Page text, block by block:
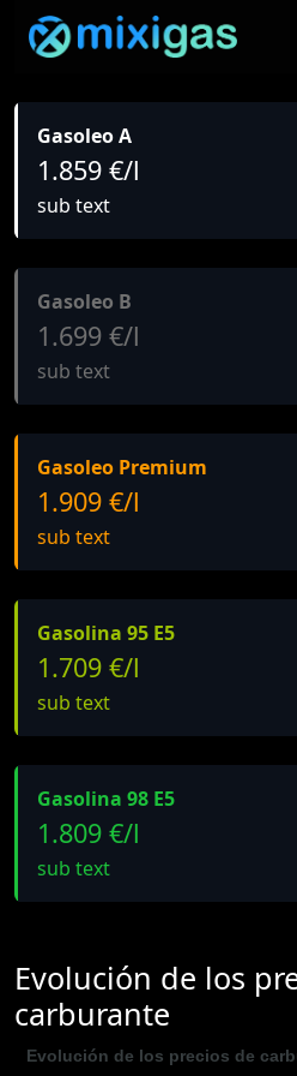
Gasoleo A
1.859 €/l
sub text
Gasoleo B
1.699 €/l
sub text
Gasoleo Premium
1.909 €/l
sub text
Gasolina 95 E5
1.709 €/l
sub text
Gasolina 98 E5
1.809 €/l
sub text
Evolución de los
carburante
Evolución de los precios de